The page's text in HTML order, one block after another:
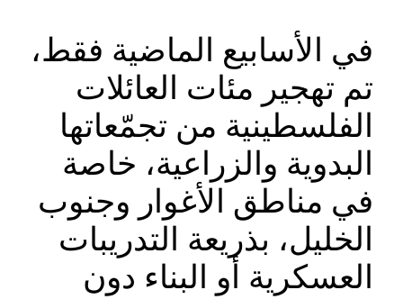
في الأسابيع الماضية فقط،
تم تهجير مئات العائلات
الفلسطينية من تجمّعاتها
البدوية والزراعية، خاصة
في مناطق الأغوار وجنوب
الخليل، بذريعة التدريبات
العسكرية أو البناء دون